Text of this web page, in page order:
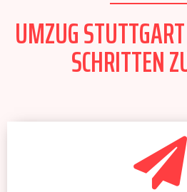
UMZUG
SCHRITTEN